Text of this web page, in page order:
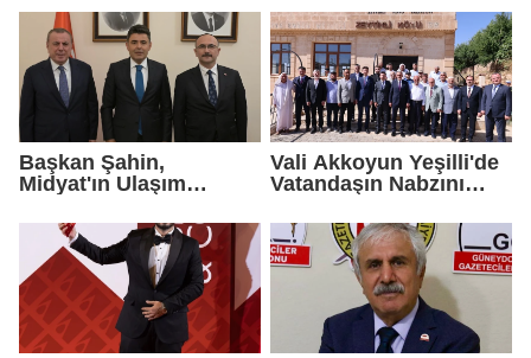
Güçlendirecek
Başkan Şahin,
Midyat'ın Ulaşım
Taşıdı
Vali Akkoyun Yeşilli'de
Vatandaşın Nabzını